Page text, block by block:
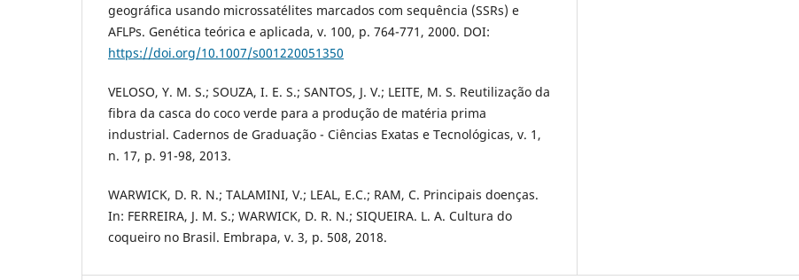
geográfica usando microssatélites marcados com sequência (SSRs) e
AFLPs. Genética teórica e aplicada, v. 100, p. 764-771, 2000. DOI:
https://doi.org/10.1007/s001220051350
VELOSO, Y. M. S.; SOUZA, I. E. S.; SANTOS, J. V.; LEITE, M. S. Reutilização da
fibra da casca do coco verde para a produção de matéria prima
industrial. Cadernos de Graduação - Ciências Exatas e Tecnológicas, v. 1,
n. 17, p. 91-98, 2013.
WARWICK, D. R. N.; TALAMINI, V.; LEAL, E.C.; RAM, C. Principais doenças.
In: FERREIRA, J. M. S.; WARWICK, D. R. N.; SIQUEIRA. L. A. Cultura do
coqueiro no Brasil. Embrapa, v. 3, p. 508, 2018.